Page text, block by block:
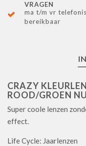
VRAGEN
ma t/m vr
bereikbaar
CRAZY
ROOD/GROEN
Super coole lenzen
effect.
Life Cycle: Jaarlenzen